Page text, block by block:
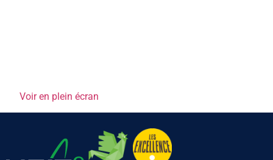
Voir en plein écran